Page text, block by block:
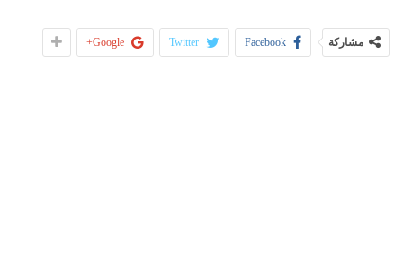
مشاركة Facebook
Twitter
Google+